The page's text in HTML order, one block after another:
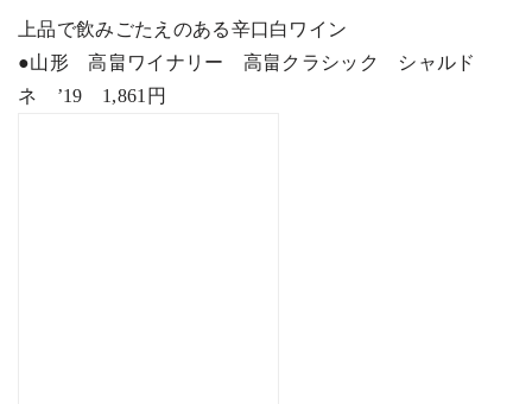
上品で飲みごたえのある辛口白ワイン
●山形 高畠ワイナリー 高畠クラシック シャルド
ネ ’19 1,861 円